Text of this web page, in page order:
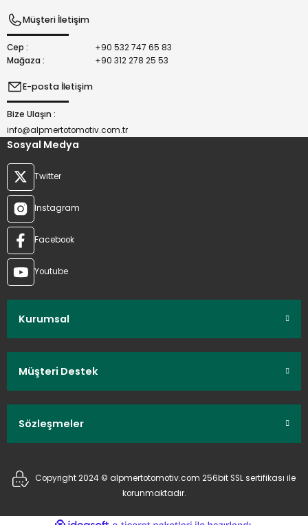
Müşteri İletişim
Cep :
+90 532 747 65 83
Mağaza :
+90 312 278 25 53
E-posta İletişim
Bize Ulaşın :
info@alpmertotomotiv.com.tr
Sosyal Medya
Twitter
Instagram
Facebook
Youtube
Kurumsal
Müşteri Destek
Sözleşmeler
Copyright 2024 © alpmertotomotiv.com 256bit SSL sertifikası ile
korunmaktadır.